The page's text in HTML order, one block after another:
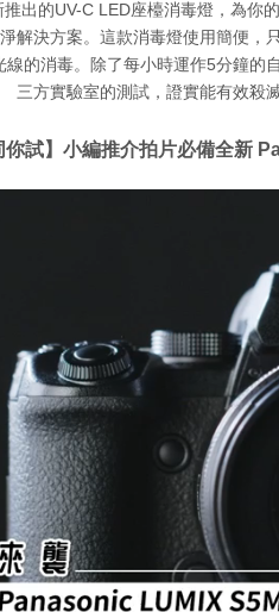
推出的UV-C LED座檯消毒燈，為你
解決方案。這款消毒燈使用簡便，
線的消毒。除了每小時運作5分鐘的
三方實驗室的測試，證實能有效殺
你試】小編推介拍片必備全新